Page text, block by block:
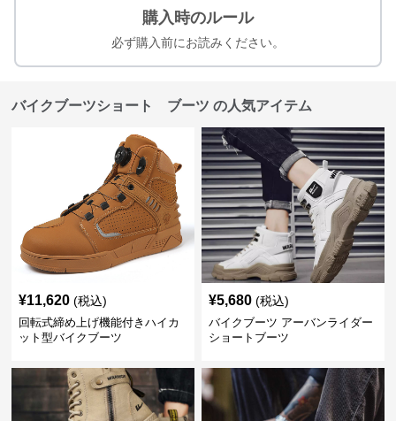
購入時のルール
必ず購入前にお読みください。
バイクブーツショート ブーツ の人気アイテム
¥11,620 (税込)
回転式締め上げ機能付きハイカ
ット型バイクブーツ
¥5,680 (税込)
バイクブーツ アーバンライダー
ショートブーツ